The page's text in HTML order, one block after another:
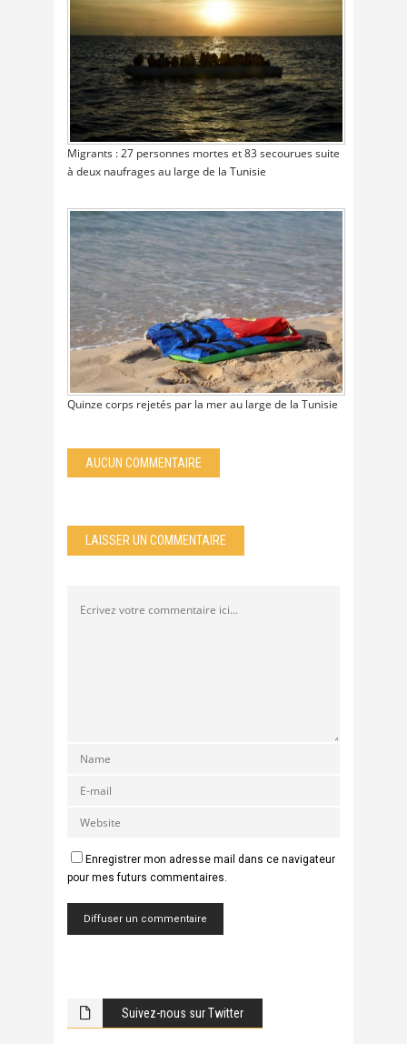
Migrants : 27 personnes mortes et 83 secourues suite
à deux naufrages au large de la Tunisie
Quinze corps rejetés par la mer au large de la Tunisie
AUCUN COMMENTAIRE
LAISSER UN COMMENTAIRE
Enregistrer mon adresse mail dans ce navigateur
pour mes futurs commentaires.
Suivez-nous sur Twitter